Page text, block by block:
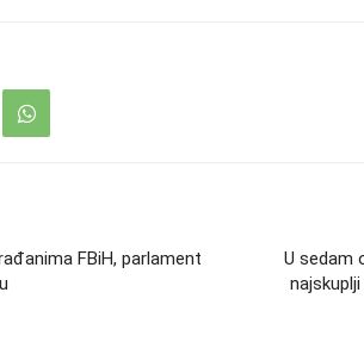
FBiH, parlament
U sedam